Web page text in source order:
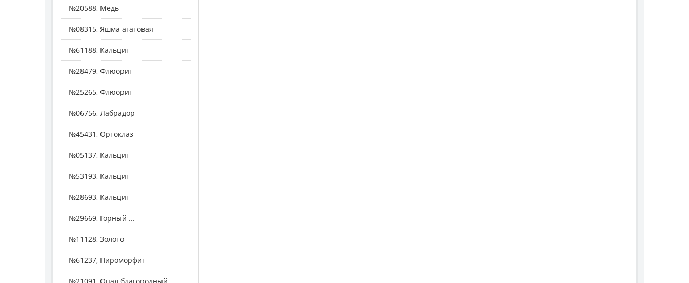
№20588, Медь
№08315, Яшма агатовая
№61188, Кальцит
№28479, Флюорит
№25265, Флюорит
№06756, Лабрадор
№45431, Ортоклаз
№05137, Кальцит
№53193, Кальцит
№28693, Кальцит
№29669, Горный ...
№11128, Золото
№61237, Пироморфит